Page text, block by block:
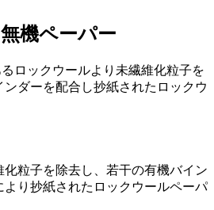
機ペーパー
ロックウールより未繊維化粒子を
ダーを配合し抄紙されたロックウ
化粒子を除去し、若干の有機バイン
より抄紙されたロックウールペーパ